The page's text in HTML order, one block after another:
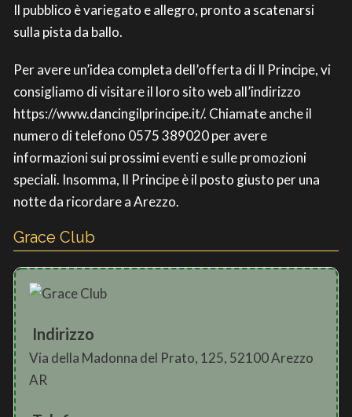
Il pubblico è variegato e allegro, pronto a scatenarsi
sulla pista da ballo.
Per avere un’idea completa dell’offerta di Il Principe, vi
consigliamo di visitare il loro sito web all’indirizzo
https://www.dancingilprincipe.it/. Chiamate anche il
numero di telefono 0575 389020 per avere
informazioni sui prossimi eventi e sulle promozioni
speciali. Insomma, Il Principe è il posto giusto per una
notte da ricordare a Arezzo.
Grace Club
Indirizzo
Via della Madonna del Prato, 125, 52100 Arezzo
AR